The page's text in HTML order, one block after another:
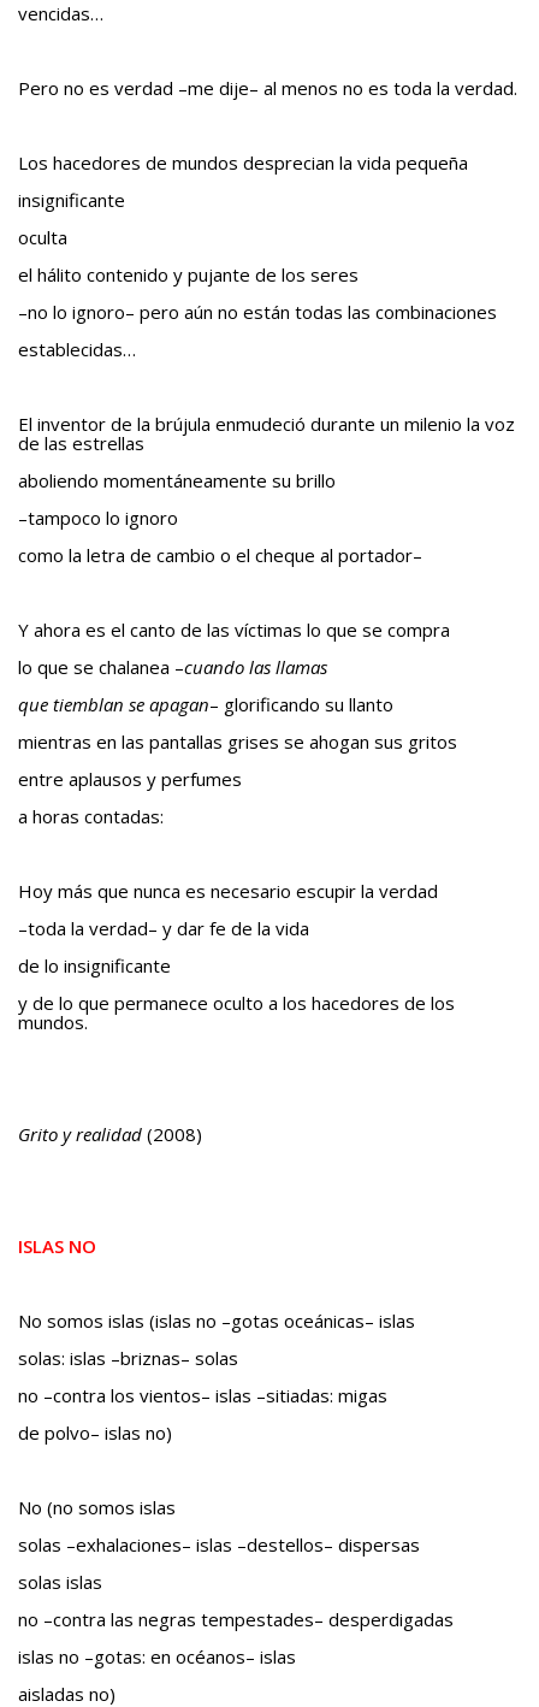
Opinión
(Opinión I)
BAQUIANA – Año XXVII / Nº 137 – 138 / Enero – Junio 2026
(TEATRO)
Enlaces
BAQUIANA – ENLACES I
BAQUIANA – ENLACES II
BAQUIANA – ENLACES III
BAQUIANA – Números Anteriores (2021 – 2025)
BAQUIANA – Números Anteriores (2016 – 2020)
BAQUIANA – Números Anteriores (2010 – 2015)
BAQUIANA – Números Anteriores (2005 – 2010)
vencidas…
Pero no es verdad –me dije– al menos no es toda la verdad.
Los hacedores de mundos desprecian la vida pequeña
insignificante
oculta
el hálito contenido y pujante de los seres
–no lo ignoro– pero aún no están todas las combinaciones
establecidas…
El inventor de la brújula enmudeció durante un milenio la voz
de las estrellas
aboliendo momentáneamente su brillo
–tampoco lo ignoro
como la letra de cambio o el cheque al portador–
Y ahora es el canto de las víctimas lo que se compra
lo que se chalanea –cuando las llamas
que tiemblan se apagan– glorificando su llanto
mientras en las pantallas grises se ahogan sus gritos
entre aplausos y perfumes
a horas contadas:
Hoy más que nunca es necesario escupir la verdad
–toda la verdad– y dar fe de la vida
de lo insignificante
y de lo que permanece oculto a los hacedores de los
mundos.
Grito y realidad (2008)
ISLAS NO
No somos islas (islas no –gotas oceánicas– islas
solas: islas –briznas– solas
no –contra los vientos– islas –sitiadas: migas
de polvo– islas no)
No (no somos islas
solas –exhalaciones– islas –destellos– dispersas
solas islas
no –contra las negras tempestades– desperdigadas
islas no –gotas: en océanos– islas
aisladas no)